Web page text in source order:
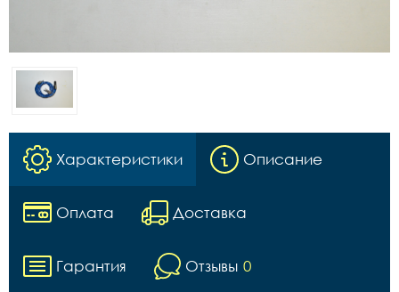
Характеристики Описание
Оплата Доставка
Гарантия Отзывы 0